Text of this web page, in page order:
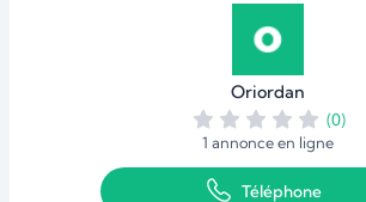
Oriordan
(0)
1 annonce en ligne
Téléphone